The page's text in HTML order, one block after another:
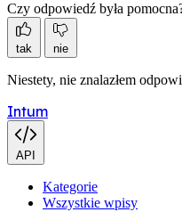
Czy odpowiedź była
tak nie
Niestety, nie znalazłem
Intum
API
Kategorie
Wszystkie wpisy